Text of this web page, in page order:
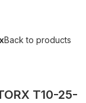
Back to products
T10-25-